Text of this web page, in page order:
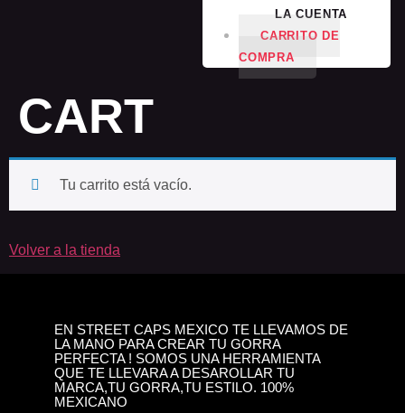
LA CUENTA
CARRITO DE
COMPRA
CART
Tu carrito está vacío.
Volver a la tienda
EN STREET CAPS MEXICO TE LLEVAMOS DE
LA MANO PARA CREAR TU GORRA
PERFECTA ! SOMOS UNA HERRAMIENTA
QUE TE LLEVARA A DESAROLLAR TU
MARCA,TU GORRA,TU ESTILO. 100%
MEXICANO